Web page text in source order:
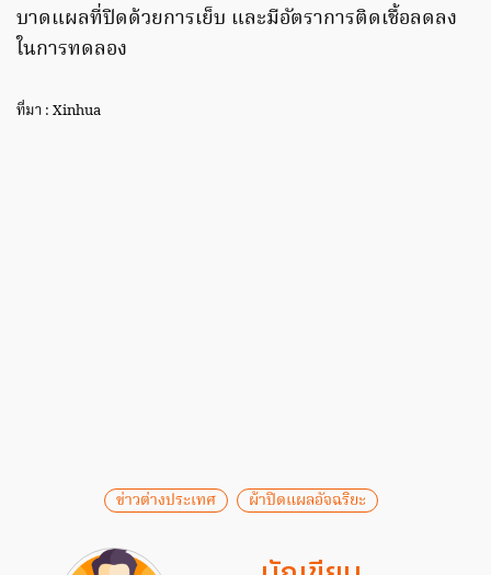
บาดแผลที่ปิดด้วยการเย็บ และมีอัตราการติดเชื้อลดลง
ในการทดลอง
ที่มา : Xinhua
ข่าวต่างประเทศ ผ้าปิดแผลอัจฉริยะ